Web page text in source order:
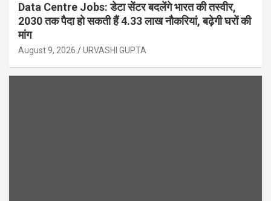
Data Centre Jobs: डेटा सेंटर बदलेंगे भारत की तस्वीर,
2030 तक पैदा हो सकती हैं 4.33 लाख नौकरियां, बढ़ेगी घरों की
मांग
August 9, 2026 URVASHI GUPTA